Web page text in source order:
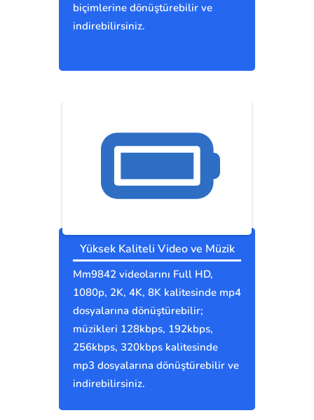
biçimlerine dönüştürebilir ve
indirebilirsiniz.
Yüksek Kaliteli Video ve Müzik
Mm9842 videolarını Full HD,
1080p, 2K, 4K, 8K kalitesinde mp4
dosyalarına dönüştürebilir;
müzikleri 128kbps, 192kbps,
256kbps, 320kbps kalitesinde
mp3 dosyalarına dönüştürebilir ve
indirebilirsiniz.